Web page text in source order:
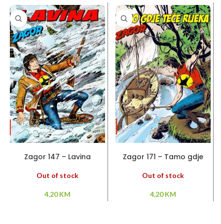
Zagor 147 – Lavina
Out of stock
4,20KM
Zagor 171 – Tamo gdje
Out of stock
4,20KM